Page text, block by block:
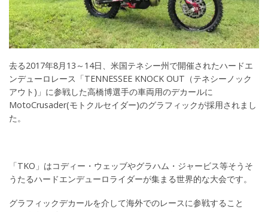
去る2017年8月13～14日、米国テネシー州で開催されたハードエ
ンデューロレース「TENNESSEE KNOCK OUT（テネシーノック
アウト)」に参戦した高橋博選手の車両用のデカールに
MotoCrusader(モトクルセイダー)のグラフィックが採用されまし
た。
「TKO」はコディー・ウェッブやグラハム・ジャービス等そうそ
うたるハードエンデューロライダーが集まる世界的な大会です。
グラフィックデカールを介して海外でのレースに参戦すること